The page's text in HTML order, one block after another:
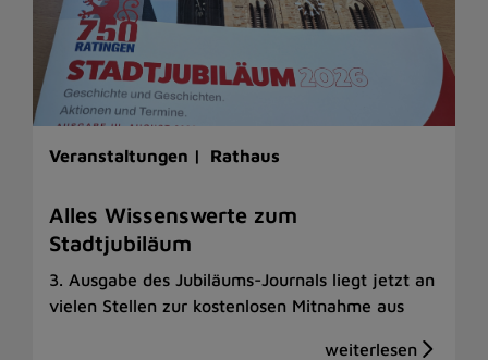
Veranstaltungen | Rathaus
Alles Wissenswerte zum
Stadtjubiläum
3. Ausgabe des Jubiläums-Journals liegt jetzt an
vielen Stellen zur kostenlosen Mitnahme aus